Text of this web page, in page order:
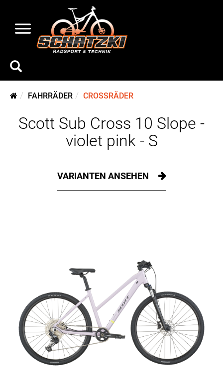
FAHRRÄDER CROSSRÄDER
Scott Sub Cross 10 Slope -
violet pink - S
VARIANTEN ANSEHEN